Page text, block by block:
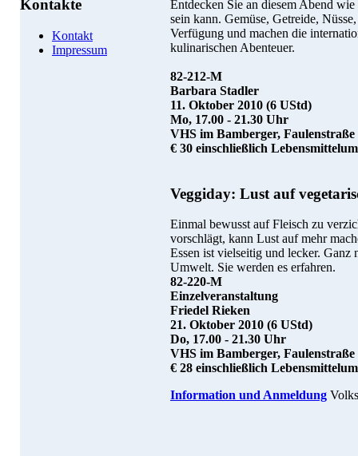
Kontakte
Kontakt
Impressum
Entdecken Sie an diesem Abend
sein kann. Gemüse, Getreide,
Verfügung und machen die
kulinarischen Abenteuer.
82-212-M
Barbara Stadler
11. Oktober 2010 (6 UStd)
Mo, 17.00 - 21.30 Uhr
VHS im Bamberger,
€ 30 einschließlich
Veggiday: Lust auf
Einmal bewusst auf Fleisch zu
vorschlägt, kann Lust auf mehr
Essen ist vielseitig und lecker. Ganz
Umwelt. Sie werden es erfahren.
82-220-M
Einzelveranstaltung
Friedel Rieken
21. Oktober 2010 (6 UStd)
Do, 17.00 - 21.30 Uhr
VHS im Bamberger,
€ 28 einschließlich
Information und Anmeldung